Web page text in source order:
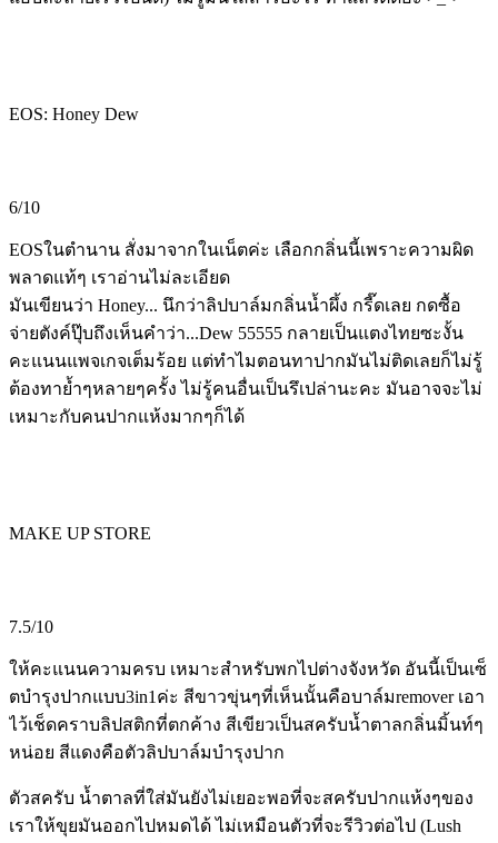
EOS: Honey Dew
6/10
EOSในตำนาน สั่งมาจากในเน็ตค่ะ เลือกกลิ่นนี้เพราะความผิด
พลาดแท้ๆ เราอ่านไม่ละเอียด
มันเขียนว่า Honey... นึกว่าลิปบาล์มกลิ่นน้ำผึ้ง กรี๊ดเลย กดซื้อ
จ่ายตังค์ปุ๊บถึงเห็นคำว่า...Dew 55555 กลายเป็นแตงไทยซะงั้น
คะแนนแพจเกจเต็มร้อย แต่ทำไมตอนทาปากมันไม่ติดเลยก็ไม่รู้
ต้องทาย้ำๆหลายๆครั้ง ไม่รู้คนอื่นเป็นรึเปล่านะคะ มันอาจจะไม่
เหมาะกับคนปากแห้งมากๆก็ได้
MAKE UP STORE
7.5/10
ให้คะแนนความครบ เหมาะสำหรับพกไปต่างจังหวัด อันนี้เป็นเซ็
ตบำรุงปากแบบ3in1ค่ะ สีขาวขุ่นๆที่เห็นนั้นคือบาล์มremover เอา
ไว้เช็ดคราบลิปสติกที่ตกค้าง สีเขียวเป็นสครับน้ำตาลกลิ่นมิ้นท์ๆ
หน่อย สีแดงคือตัวลิปบาล์มบำรุงปาก
ตัวสครับ น้ำตาลที่ใส่มันยังไม่เยอะพอที่จะสครับปากแห้งๆของ
เราให้ขุยมันออกไปหมดได้ ไม่เหมือนตัวที่จะรีวิวต่อไป (Lush